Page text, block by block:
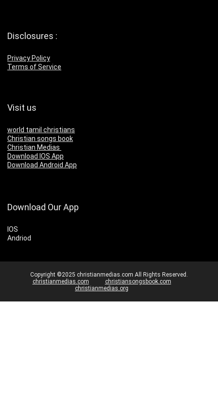
Disclosures :
Privacy Policy
Terms of Service
Visit us
world tamil christians
Christian songs book
Christian Medias
Download IOS App
Download Android App
Download Our App
IOS
Andriod
Copyright ©2025 christianmedias.com All Rights Reserved.
christianmedias.com
christiansongsbook.com
christianmedias.org